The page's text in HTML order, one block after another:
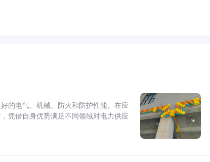
的电气、机械、防火和防护性能。在应
凭借自身优势满足不同领域对电力供应